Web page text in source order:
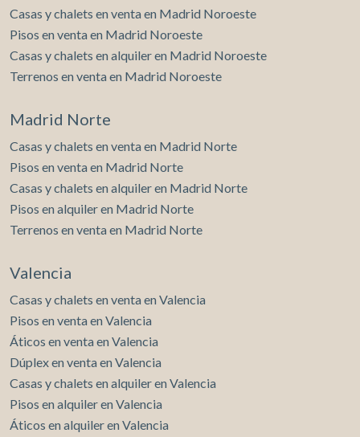
Casas y chalets en venta en Madrid Noroeste
Pisos en venta en Madrid Noroeste
Casas y chalets en alquiler en Madrid Noroeste
Terrenos en venta en Madrid Noroeste
Madrid Norte
Casas y chalets en venta en Madrid Norte
Pisos en venta en Madrid Norte
Casas y chalets en alquiler en Madrid Norte
Pisos en alquiler en Madrid Norte
Terrenos en venta en Madrid Norte
Valencia
Casas y chalets en venta en Valencia
Pisos en venta en Valencia
Áticos en venta en Valencia
Dúplex en venta en Valencia
Casas y chalets en alquiler en Valencia
Pisos en alquiler en Valencia
Áticos en alquiler en Valencia